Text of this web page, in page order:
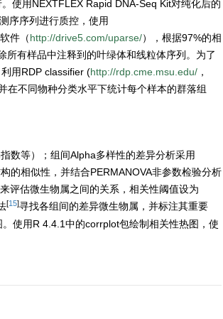
。使用NEXTFLEX Rapid DNA-Seq Kit对纯化后的
序序列进行质控，使用
件（http://drive5.com/uparse/），根据97%的相
有样品中注释到的叶绿体和线粒体序列。为了
用RDP classifier (http://rdp.cme.msu.edu/ ，
不同物种分类水平下统计每个样本的群落组
数等）；组间Alpha多样性的差异分析采用
的相似性，并结合PERMANOVA非参数检验分析
评估微生物属之间的关系，相关性阈值设为
[15]寻找各组间的差异微生物属，并标注其重要
使用R 4.4.1中的corrplot包绘制相关性热图，使